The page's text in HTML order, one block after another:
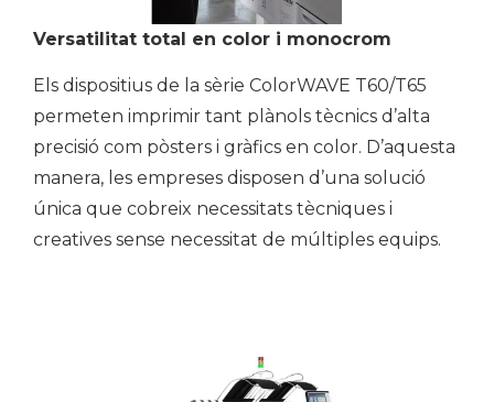
Versatilitat total en color i monocrom
Els dispositius de la sèrie ColorWAVE T60/T65
permeten imprimir tant plànols tècnics d’alta
precisió com pòsters i gràfics en color. D’aquesta
manera, les empreses disposen d’una solució
única que cobreix necessitats tècniques i
creatives sense necessitat de múltiples equips.